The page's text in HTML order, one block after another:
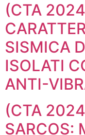
(CTA
SISMICA
ISOLATI
ANTI-
(CTA
SARCOS: